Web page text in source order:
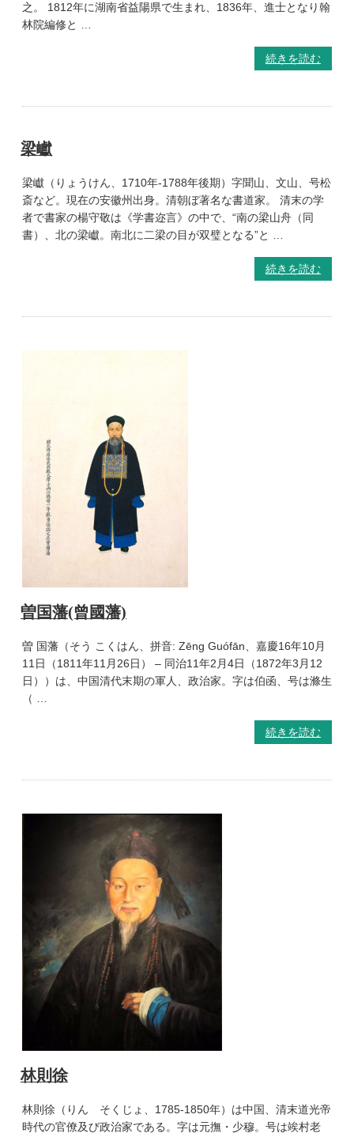
之。 1812年に湖南省益陽県で生まれ、1836年、進士となり翰
林院編修と …
続きを読む
梁巘
梁巘（りょうけん、1710年-1788年後期）字聞山、文山、号松
斎など。現在の安徽州出身。清朝ぼ著名な書道家。 清末の学
者で書家の楊守敬は《学書迩言》の中で、“南の梁山舟（同
書）、北の梁巘。南北に二梁の目が双璧となる”と …
続きを読む
曽国藩(曾國藩)
曽 国藩（そう こくはん、拼音: Zēng Guófān、嘉慶16年10月
11日（1811年11月26日） – 同治11年2月4日（1872年3月12
日））は、中国清代末期の軍人、政治家。字は伯函、号は滌生
（ …
続きを読む
林則徐
林則徐（りん そくじょ、1785-1850年）は中国、清末道光帝
時代の官僚及び政治家である。字は元撫・少穆。号は竢村老